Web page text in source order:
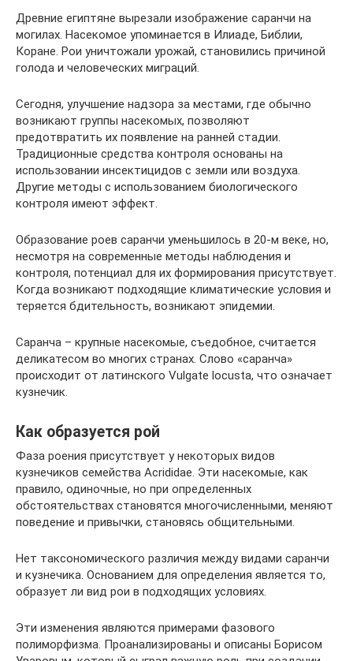
Древние египтяне вырезали изображение саранчи на
могилах. Насекомое упоминается в Илиаде, Библии,
Коране. Рои уничтожали урожай, становились причиной
голода и человеческих миграций.
Сегодня, улучшение надзора за местами, где обычно
возникают группы насекомых, позволяют
предотвратить их появление на ранней стадии.
Традиционные средства контроля основаны на
использовании инсектицидов с земли или воздуха.
Другие методы с использованием биологического
контроля имеют эффект.
Образование роев саранчи уменьшилось в 20-м веке, но,
несмотря на современные методы наблюдения и
контроля, потенциал для их формирования присутствует.
Когда возникают подходящие климатические условия и
теряется бдительность, возникают эпидемии.
Саранча – крупные насекомые, съедобное, считается
деликатесом во многих странах. Слово «саранча»
происходит от латинского Vulgate locusta, что означает
кузнечик.
Как образуется рой
Фаза роения присутствует у некоторых видов
кузнечиков семейства Acrididae. Эти насекомые, как
правило, одиночные, но при определенных
обстоятельствах становятся многочисленными, меняют
поведение и привычки, становясь общительными.
Нет таксономического различия между видами саранчи
и кузнечика. Основанием для определения является то,
образует ли вид рои в подходящих условиях.
Эти изменения являются примерами фазового
полиморфизма. Проанализированы и описаны Борисом